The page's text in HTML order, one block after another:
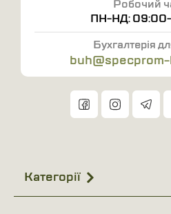
Робочий
ПН-НД:
Бухгалтерія
Категорії